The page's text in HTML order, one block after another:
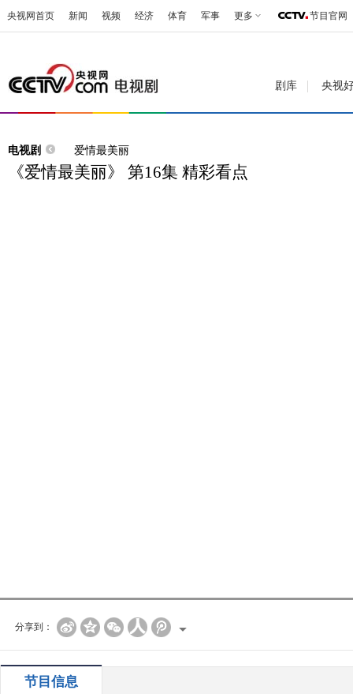
央视网首页 新闻 视频 经济 体育 军事 更多 节目官网
剧库 央视
电视剧 爱情最美丽
《爱情最美丽》 第16集 精彩看点
分享到：
节目信息